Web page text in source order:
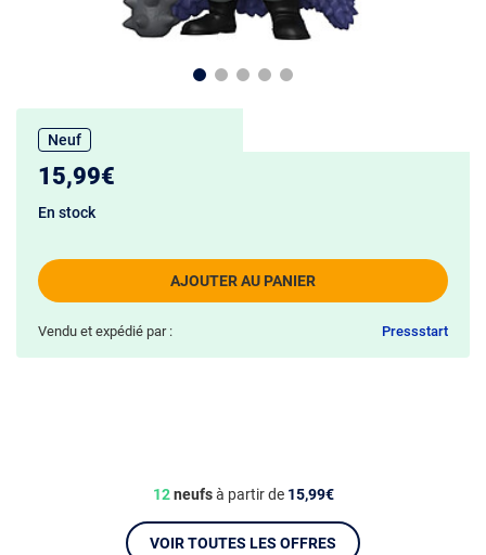
Neuf
15,99€
AJOUTER AU PANIER
En stock
Vendu et expédié par : Pressstart
12neufsà partir de 15,99€
VOIR TOUTES LES OFFRES